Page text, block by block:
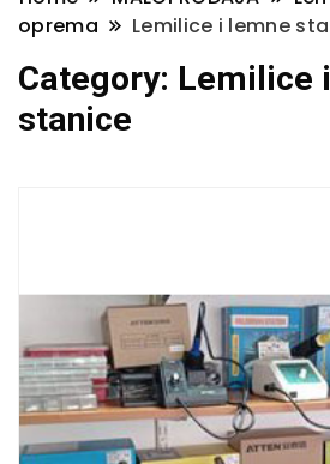
oprema
Lemilice i lemne
Category: Lemilice
stanice